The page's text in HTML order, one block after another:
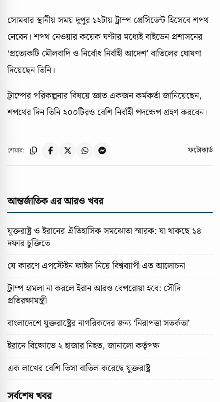
সোমবার স্থানীয় সময় দুপুর ১২টায় ট্রাম্প প্রেসিডেন্ট হিসেবে শপথ
নেবেন। শপথ নেওয়ার কয়েক ঘণ্টার মধ্যেই বাইডেন প্রশাসনের
‘প্রত্যেকটি মৌলবাদি ও নির্বোধ নির্বাহী আদেশ’ বাতিলের ঘোষণা
দিয়েছেন তিনি।
ট্রাম্পের পরিকল্পনার বিষয়ে জ্ঞাত একজন কর্মকর্তা জানিয়েছেন,
শপথের দিন তিনি ২০০টিরও বেশি নির্বাহী পদক্ষেপ গ্রহণ করবেন।
শেয়ার: ফটোকার্ড
আন্তর্জাতিক এর আরও খবর
যুক্তরাষ্ট্র ও ইরানের ঐতিহাসিক সমঝোতা স্মারক: যা থাকছে ১৪
দফার চুক্তিতে
যে কারণে এপস্টেইন ফাইল নিয়ে বিশ্বব্যাপী এত আলোচনা
ট্রাম্প হামলা না করলে ইরান আরও বেপরোয়া হবে: সৌদি
প্রতিরক্ষামন্ত্রী
বাংলাদেশে যুক্তরাষ্ট্রের নাগরিকদের জন্য ‘নিরাপত্তা সতর্কতা’
ইরানে বিক্ষোভে ২ হাজার নিহত, জানালো কর্তৃপক্ষ
এক লাখের বেশি ভিসা বাতিল করেছে যুক্তরাষ্ট্র
সর্বশেষ খবর